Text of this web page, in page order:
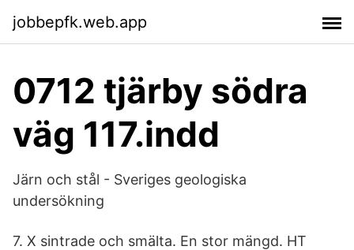
jobbepfk.web.app
0712 tjärby södra
väg 117.indd
Järn och stål - Sveriges geologiska
undersökning
7. X sintrade och smälta. En stor mängd. HT